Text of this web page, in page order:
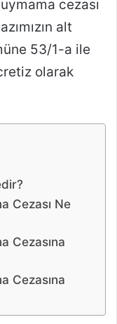
cezası
alt
53/1-a ile
olarak
Cezası Ne
Cezasına
Cezasına